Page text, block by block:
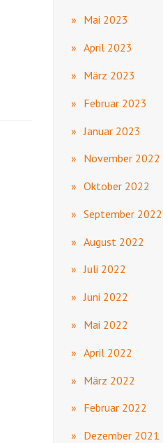
Mai 2023
April 2023
März 2023
Februar 2023
Januar 2023
November 2022
Oktober 2022
September 2022
August 2022
Juli 2022
Juni 2022
Mai 2022
April 2022
März 2022
Februar 2022
Dezember 2021